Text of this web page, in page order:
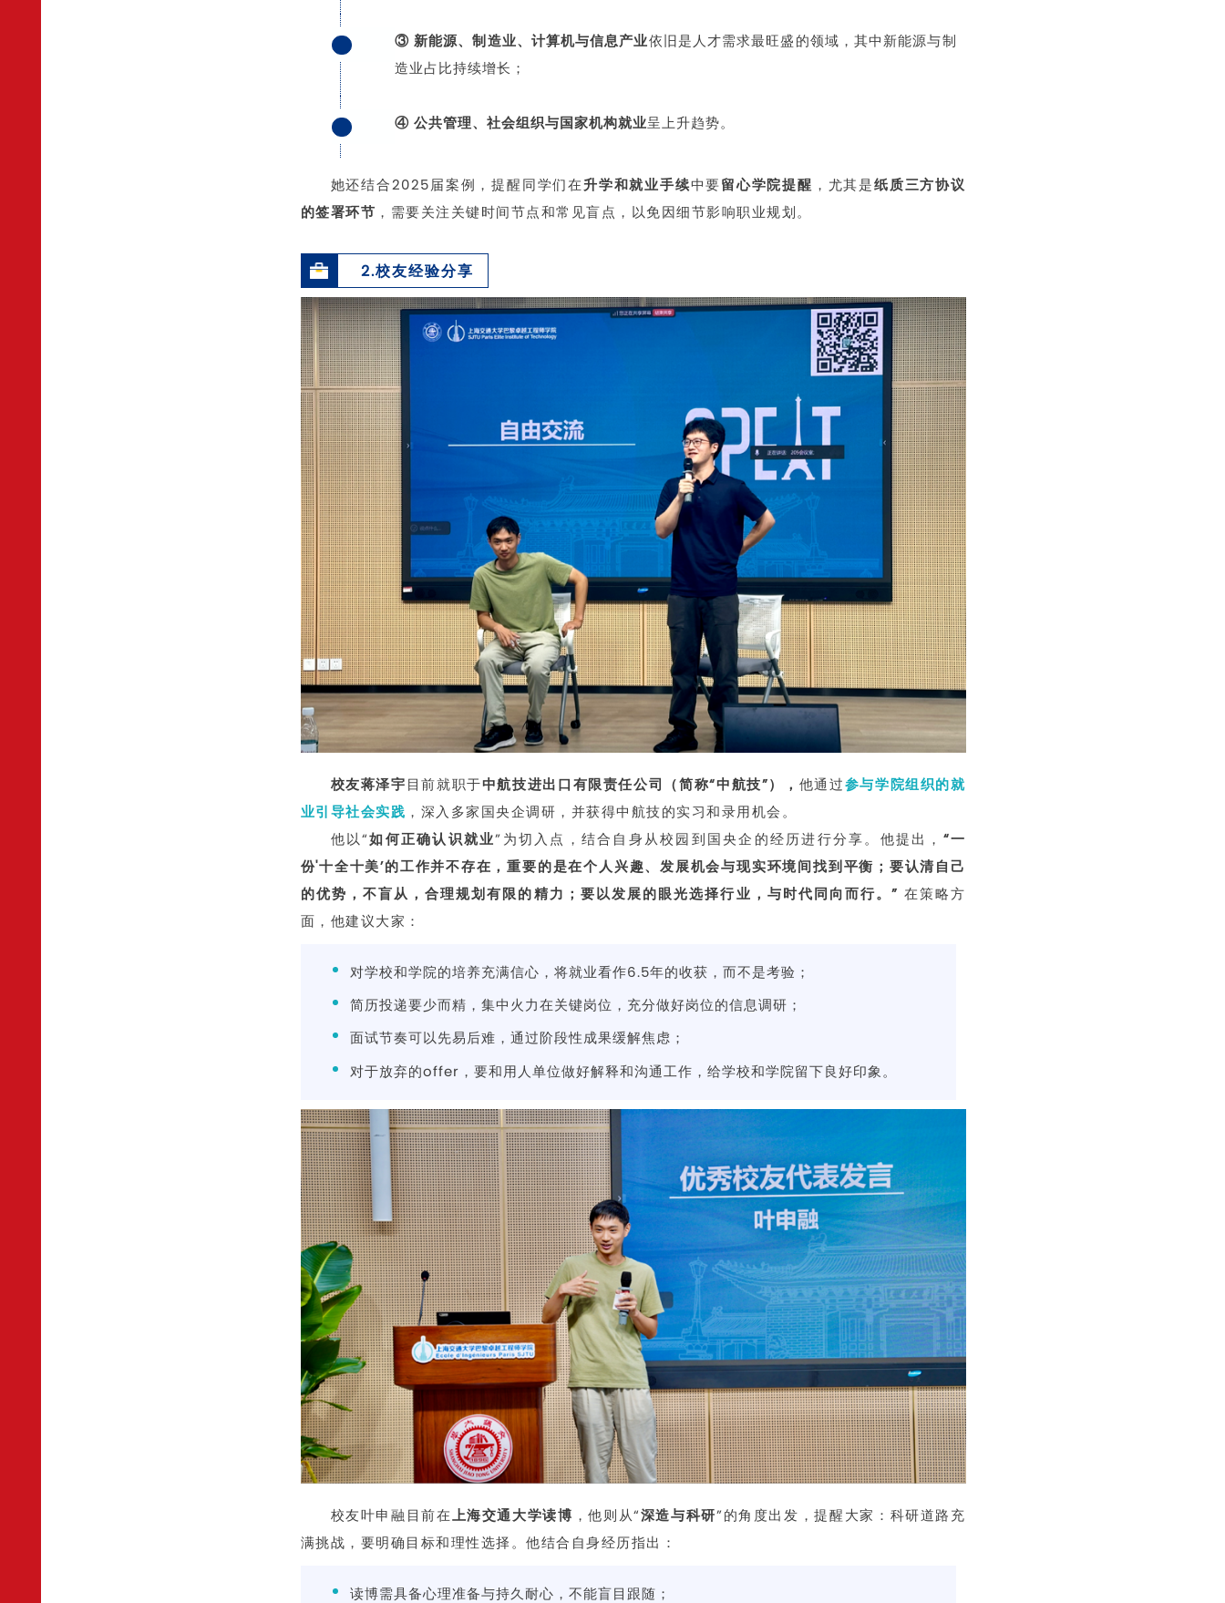
③ 新能源、制造业、计算机与信息产业依旧是人才需求最旺盛的领域，其中新能源与制
造业占比持续增长；
④ 公共管理、社会组织与国家机构就业呈上升趋势。
她还结合2025届案例，提醒同学们在升学和就业手续中要留心学院提醒 ，尤其是纸质三方协议
的签署环节 ，需要关注关键时间节点和常见盲点，以免因细节影响职业规划。
2.校友经验分享
校友蒋泽宇目前就职于中航技进出口有限责任公司（简称“中航技”）， 他通过参与学院组织的就
业引导社会实践 ，深入多家国央企调研，并获得中航技的实习和录用机会。
他以“如何正确认识就业”为切入点，结合自身从校园到国央企的经历进行分享。他提出， “一
份'十全十美’的工作并不存在，重要的是在个人兴趣、发展机会与现实环境间找到平衡；要认清自己
的优势，不盲从，合理规划有限的精力；要以发展的眼光选择行业，与时代同向而行。” 在策略方
面，他建议大家：
对学校和学院的培养充满信心，将就业看作6.5年的收获，而不是考验；
简历投递要少而精，集中火力在关键岗位，充分做好岗位的信息调研；
面试节奏可以先易后难，通过阶段性成果缓解焦虑；
对于放弃的offer，要和用人单位做好解释和沟通工作，给学校和学院留下良好印象。
校友叶申融目前在上海交通大学读博 ，他则从“深造与科研”的角度出发，提醒大家：科研道路充
满挑战，要明确目标和理性选择。他结合自身经历指出：
读博需具备心理准备与持久耐心，不能盲目跟随；